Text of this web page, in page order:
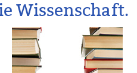
Wissenschaft.